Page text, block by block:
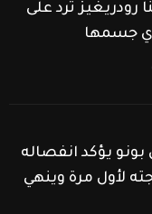
رودريغيز ترد على
جسمها
يؤكد انفصاله
لأول مرة وينهي